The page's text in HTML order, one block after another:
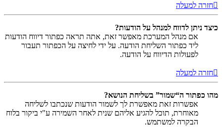
חזרה למעלה
כיצד ניתן לדווח למנהל על הודעות?
אם מנהל המערכת מאפשר זאת, אתה תראה כפתור דיווח הודעות
ליד כפתור השליחת הודעה. על ידי לחיצה על הכפתור תעבור
לפעולות הדיווח על הודעה.
חזרה למעלה
מהו כפתור ה“שמור” בשליחת הנושא?
אפשרות זאת מאפשרת לך לשמור הודעות שנכתבו לשליחה
מאוחרת, תוכל להגיע אליהם שנית לאחר השמירה ע"י ביקור בלוח
הבקרה למשתמש.